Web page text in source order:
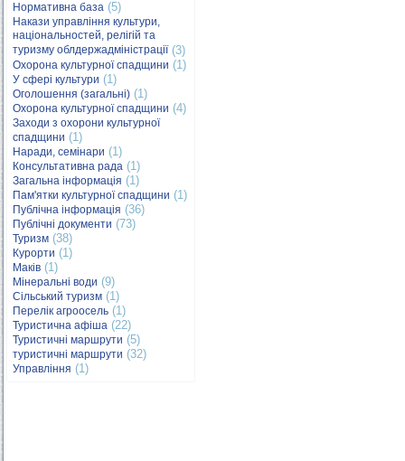
Нормативна база (5)
Накази управління культури,
національностей, релігій та
туризму облдержадміністрації(3)
Охорона культурної спадщини (1)
У сфері культури (1)
Оголошення (загальні) (1)
Охорона культурної спадщини (4)
Заходи з охорони культурної
спадщини (1)
Наради, семінари (1)
Консультативна рада (1)
Загальна інформація (1)
Пам'ятки культурної спадщини (1)
Публічна інформація (36)
Публічні документи (73)
Туризм (38)
Курорти (1)
Маків (1)
Мінеральні води (9)
Сільський туризм (1)
Перелік агроосель (1)
Туристична афіша (22)
Туристичні маршрути (5)
туристичні маршрути (32)
Управління (1)